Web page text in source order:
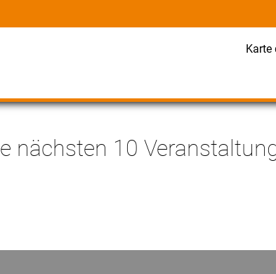
Karte
nächsten 10